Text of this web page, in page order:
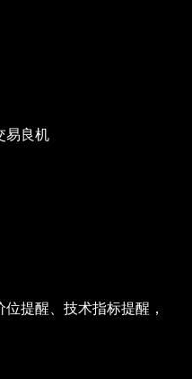
易良机
提醒、技术指标提醒，